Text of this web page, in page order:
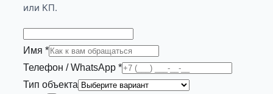
или КП.
Имя *
Телефон / WhatsApp *
Тип объекта